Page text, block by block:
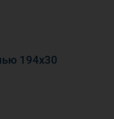
194х30